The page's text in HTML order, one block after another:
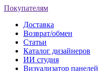
Покупателям
Доставка
Возврат/обмен
Статьи
Каталог дизайнеров
ИИ студия
Визуализатор панелей